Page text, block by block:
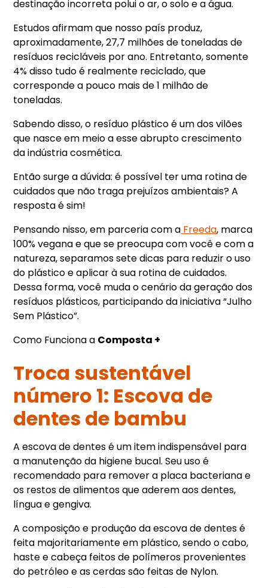
destinação incorreta polui o ar, o solo e a água.
Estudos afirmam que nosso país produz,
aproximadamente, 27,7 milhões de toneladas de
resíduos recicláveis por ano. Entretanto, somente
4% disso tudo é realmente reciclado, que
corresponde a pouco mais de 1 milhão de
toneladas.
Sabendo disso, o resíduo plástico é um dos vilões
que nasce em meio a esse abrupto crescimento
da indústria cosmética.
Então surge a dúvida: é possível ter uma rotina de
cuidados que não traga prejuízos ambientais? A
resposta é sim!
Pensando nisso, em parceria com a Freeda, marca
100% vegana e que se preocupa com você e com a
natureza, separamos sete dicas para reduzir o uso
do plástico e aplicar à sua rotina de cuidados.
Dessa forma, você muda o cenário da geração dos
resíduos plásticos, participando da iniciativa “Julho
Sem Plástico”.
Como Funciona a Composta +
Troca sustentável
número 1: Escova de
dentes de bambu
A escova de dentes é um item indispensável para
a manutenção da higiene bucal. Seu uso é
recomendado para remover a placa bacteriana e
os restos de alimentos que aderem aos dentes,
língua e gengiva.
A composição e produção da escova de dentes é
feita majoritariamente em plástico, sendo o cabo,
haste e cabeça feitos de polímeros provenientes
do petróleo e as cerdas são feitas de Nylon.